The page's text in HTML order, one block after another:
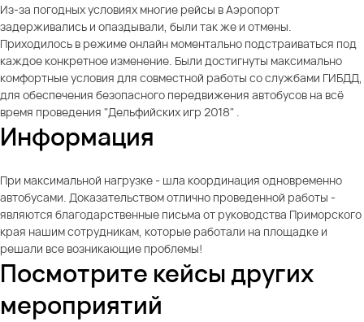
Из-за погодных условиях многие рейсы в Аэропорт
задерживались и опаздывали, были так же и отмены.
Приходилось в режиме онлайн моментально подстраиваться под
каждое конкретное изменение. Были достигнуты максимально
комфортные условия для совместной работы со службами ГИБДД,
для обеспечения безопасного передвижения автобусов на всё
время проведения "Дельфийских игр 2018" .
Информация
При максимальной нагрузке - шла координация одновременно
автобусами. Доказательством отлично проведенной работы -
являются благодарственные письма от руководства Приморского
края нашим сотрудникам, которые работали на площадке и
решали все возникающие проблемы!
Посмотрите кейсы других
мероприятий